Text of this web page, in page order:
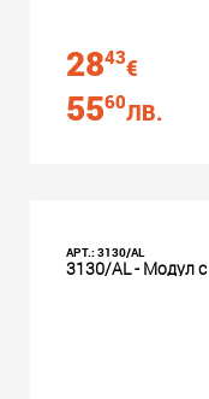
2843€
5560ЛВ.
АРТ.: 3130/AL